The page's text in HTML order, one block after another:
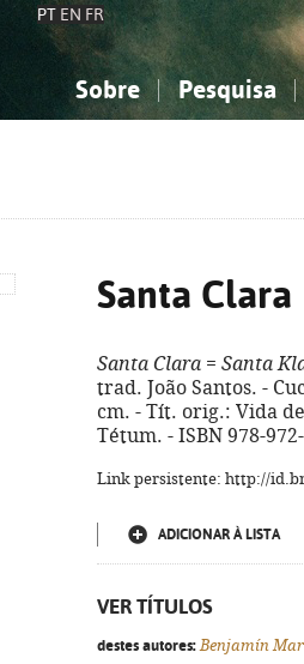
PT EN FR
Sobre Pesquisa
Santa Clara
Santa Clara = Santa
trad. João Santos. -
cm. - Tít. orig.: Vida
Tétum. - ISBN 978-
Link persistente: http://
ADICIONAR À LISTA
VER TÍTULOS
destes autores: Benjamín